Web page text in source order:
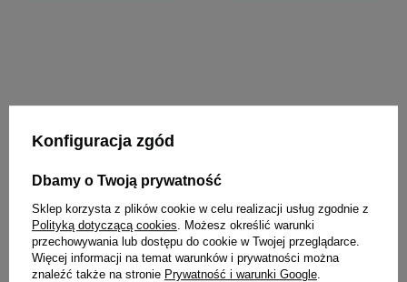
Ciebie i Twojego czworonoga
Trixie Light & Strong Piłka rugby
zabawka dla psa,
biała/wielokolorowa 12,5 cm
Witte Molen PUUR Pauze Snack
Muesli Pokarm dla małych
gryzoni 700 g
Konfiguracja zgód
Dbamy o Twoją prywatność
Sklep korzysta z plików cookie w celu realizacji usług zgodnie z
Polityką dotyczącą cookies. Możesz określić warunki
przechowywania lub dostępu do cookie w Twojej przeglądarce.
Więcej informacji na temat warunków i prywatności można
znaleźć także na stronie Prywatność i warunki Google.